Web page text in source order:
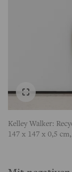
Kelley Walker:
147 x 147 x 0,5